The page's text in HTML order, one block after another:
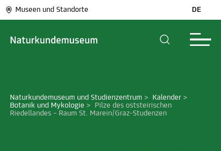
Museen und Standorte DE
Naturkundemuseum und Studienzentrum > Kalender >
Botanik und Mykologie >
Pilze des oststeirischen
Riedellandes – Raum St. Marein/Graz-Studenzen